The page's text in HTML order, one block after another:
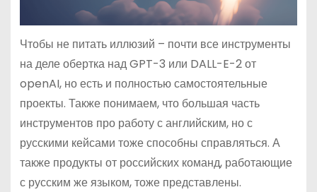
Чтобы не питать иллюзий – почти все инструменты
на деле обертка над GPT-3 или DALL-E-2 от
openAI, но есть и полностью самостоятельные
проекты. Также понимаем, что большая часть
инструментов про работу с английским, но с
русскими кейсами тоже способны справляться. А
также продукты от российских команд, работающие
с русским же языком, тоже представлены.